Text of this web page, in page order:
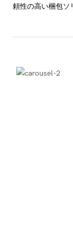
頼性の高い梱包ソ